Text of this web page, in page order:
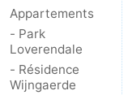
Appartements
- Park
Loverendale
- Résidence
Wijngaerde